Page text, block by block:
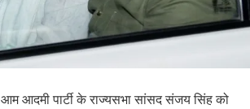
आम आदमी पार्टी के राज्यसभा सांसद संजय सिंह को